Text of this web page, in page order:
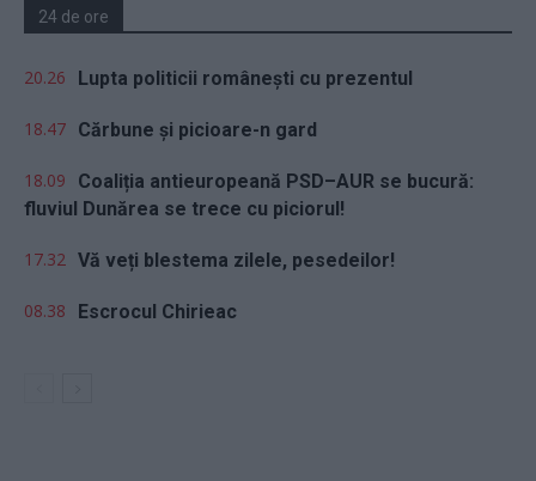
24 de ore
20.26 Lupta politicii românești cu prezentul
18.47 Cărbune și picioare-n gard
18.09
Coaliția antieuropeană PSD–AUR se bucură:
fluviul Dunărea se trece cu piciorul!
17.32 Vă veți blestema zilele, pesedeilor!
08.38 Escrocul Chirieac